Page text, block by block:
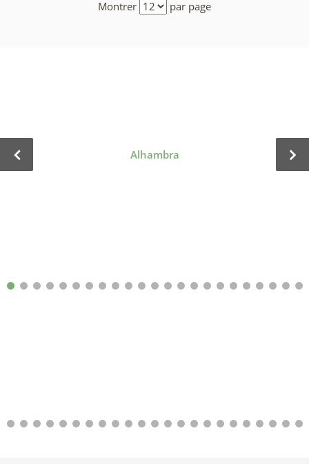
Montrer par page
Alhambra